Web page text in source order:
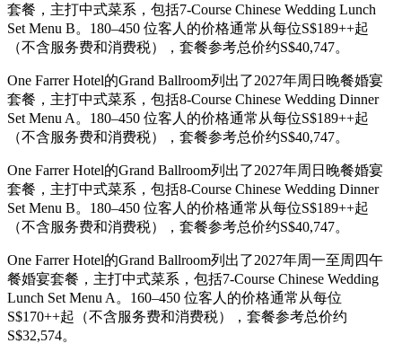
套餐，主打中式菜系，包括7-Course Chinese Wedding Lunch
Set Menu B。180–450 位客人的价格通常从每位S$189++起
（不含服务费和消费税），套餐参考总价约S$40,747。
One Farrer Hotel的Grand Ballroom列出了2027年周日晚餐婚宴
套餐，主打中式菜系，包括8-Course Chinese Wedding Dinner
Set Menu A。180–450 位客人的价格通常从每位S$189++起
（不含服务费和消费税），套餐参考总价约S$40,747。
One Farrer Hotel的Grand Ballroom列出了2027年周日晚餐婚宴
套餐，主打中式菜系，包括8-Course Chinese Wedding Dinner
Set Menu B。180–450 位客人的价格通常从每位S$189++起
（不含服务费和消费税），套餐参考总价约S$40,747。
One Farrer Hotel的Grand Ballroom列出了2027年周一至周四午
餐婚宴套餐，主打中式菜系，包括7-Course Chinese Wedding
Lunch Set Menu A。160–450 位客人的价格通常从每位
S$170++起（不含服务费和消费税），套餐参考总价约
S$32,574。